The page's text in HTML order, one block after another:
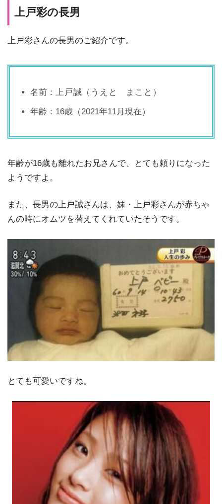
上戸彩の長男
上戸彩さんの長男のご紹介です。
名前： 上戸誠（うえと まこと）
年齢：16歳（2021年11月現在）
年齢が16歳も離れたお兄さんで、とても頼りになった
ようですよ。
また、長男の上戸誠さんは、妹・上戸彩さんが赤ちゃ
んの時にオムツを替えてくれていたそうです。
とても可愛いですね。